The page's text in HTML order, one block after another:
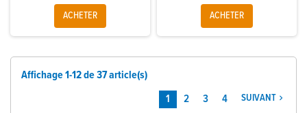
ACHETER ACHETER
Affichage 1-12 de 37 article(s)
1
2 3 4 SUIVANT 